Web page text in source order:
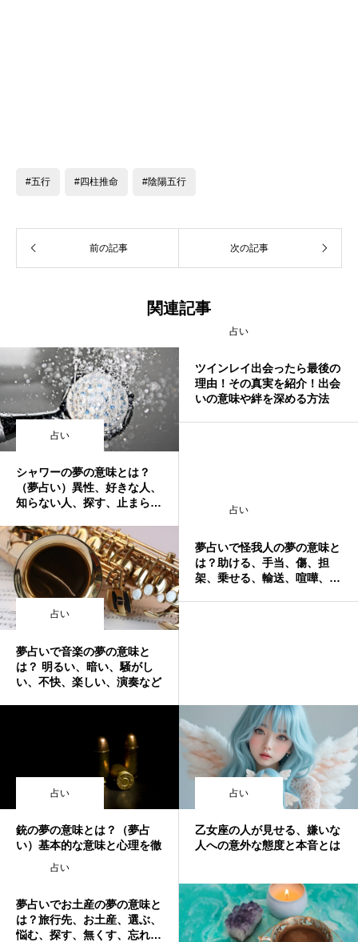
#五行 #四柱推命 #陰陽五行
前の記事 次の記事
関連記事
占い
シャワーの夢の意味とは？
（夢占い）異性、好きな人、
知らない人、探す、止まらな
占い
ツインレイ出会ったら最後の
理由！その真実を紹介！出会
いの意味や絆を深める方法
占い
夢占いで音楽の夢の意味と
は？ 明るい、暗い、騒がし
い、不快、楽しい、演奏など
占い
夢占いで怪我人の夢の意味と
は？助ける、手当、傷、担
架、乗せる、輸送、喧嘩、無
占い
銃の夢の意味とは？（夢占
い）基本的な意味と心理を徹
底解説！
占い
乙女座の人が見せる、嫌いな
人への意外な態度と本音とは
占い
夢占いでお土産の夢の意味と
は？旅行先、お土産、選ぶ、
悩む、探す、無くす、忘れ